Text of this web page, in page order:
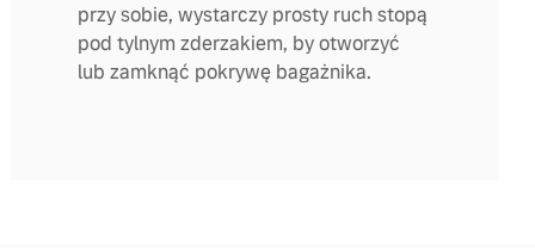
przy sobie, wystarczy prosty ruch stopą
pod tylnym zderzakiem, by otworzyć
lub zamknąć pokrywę bagażnika.